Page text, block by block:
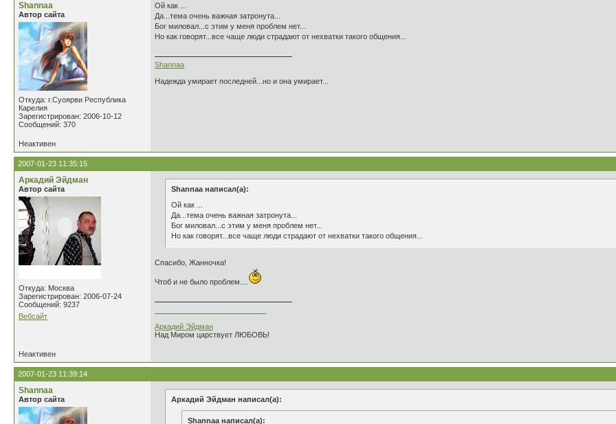
Shannaa
Автор сайта
Откуда: г.Суоярви Республика
Карелия
Зарегистрирован: 2006-10-12
Сообщений: 370
Ой как ...
Да...тема очень важная затронута...
Бог миловал...с этим у меня проблем нет...
Но как говорят...все чаще люди страдают от нехватки такого общения...
Shannaa
Надежда умирает последней...но и она умирает...
Неактивен
2007-01-23 11:35:15
Аркадий Эйдман
Автор сайта
Откуда: Москва
Зарегистрирован: 2006-07-24
Сообщений: 9237
Вебсайт
Shannaa написал(а):
Ой как ...
Да...тема очень важная затронута...
Бог миловал...с этим у меня проблем нет...
Но как говорят...все чаще люди страдают от нехватки такого общения...
Спасибо, Жанночка!
Чтоб и не было проблем....
Аркадий Эйдман
Над Миром царствует ЛЮБОВЬ!
Неактивен
2007-01-23 11:39:14
Shannaa
Автор сайта Аркадий Эйдман написал(а):
Shannaa написал(а):